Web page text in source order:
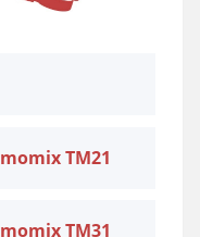
TM21
TM31